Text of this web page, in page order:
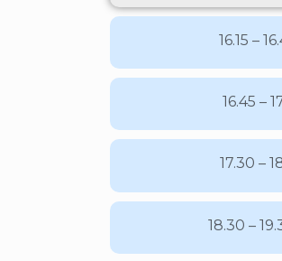
16.15 –
16.45 –
17.30 –
18.30 –